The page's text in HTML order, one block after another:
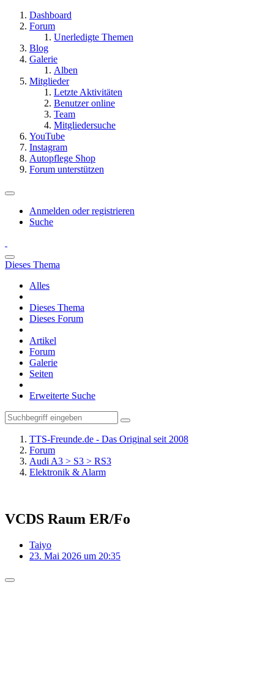
Dashboard
Forum
Unerledigte Themen
Blog
Galerie
Alben
Mitglieder
Letzte Aktivitäten
Benutzer online
Team
Mitgliedersuche
YouTube
Instagram
Autopflege Shop
Forum unterstützen
Anmelden oder registrieren
Suche
Dieses Thema
Alles
Dieses Thema
Dieses Forum
Artikel
Forum
Galerie
Seiten
Erweiterte Suche
TTS-Freunde.de - Das Original seit 2008
Forum
Audi A3 > S3 > RS3
Elektronik & Alarm
VCDS Raum ER/Fo
Taiyo
23. Mai 2026 um 20:35